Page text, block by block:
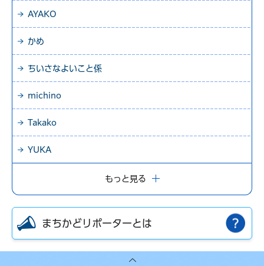
AYAKO
かめ
ちいさなよいこと係
michino
Takako
YUKA
もっと見る
まちかどリポーターとは